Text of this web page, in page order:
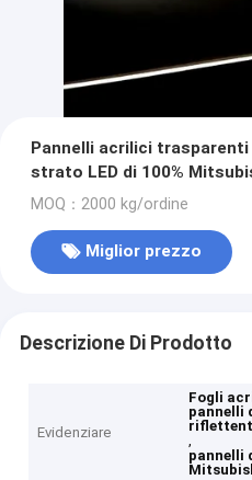
Pannelli acrilici
strato LED di 100%
MOQ：2000 kg/ordine
Miglior prezzo
Descrizione Di Prodotto
Evidenziare
Fogli
pannelli
,
pannelli